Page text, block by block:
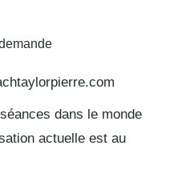
dans le monde
actuelle est au